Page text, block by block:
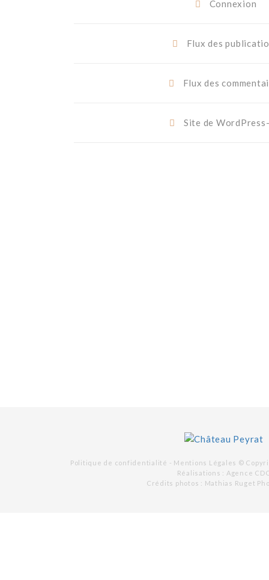
Connexion
Flux des
Flux des
Site de
Politique de confidentialité - Mentions Légales ©
Réalisations : Agence
Crédits photos : Mathias Ruget